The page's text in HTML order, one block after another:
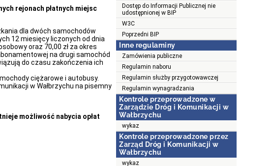
rejonach płatnych miejsc
dla dwóch samochodów
12 miesięcy liczonych od dnia
oraz 70,00 zł za okres
na drugi samochód
do czasu zakończenia ich
ciężarowe i autobusy.
w Wałbrzychu na pisemny
możliwość nabycia opłat
Dostęp do Informacji Publicznej nie
udostępnionej w BIP
W3C
Poprzedni BIP
Inne regulaminy
Zamówienia publiczne
Regulamin naboru
Regulamin służby przygotowawczej
Regulamin wynagradzania
Kontrole przeprowadzone w
Zarządzie Dróg i Komunikacji w
Wałbrzychu
wykaz
Kontrole przeprowadzone przez
Zarząd Dróg i Komunikacji w
Wałbrzychu
wykaz